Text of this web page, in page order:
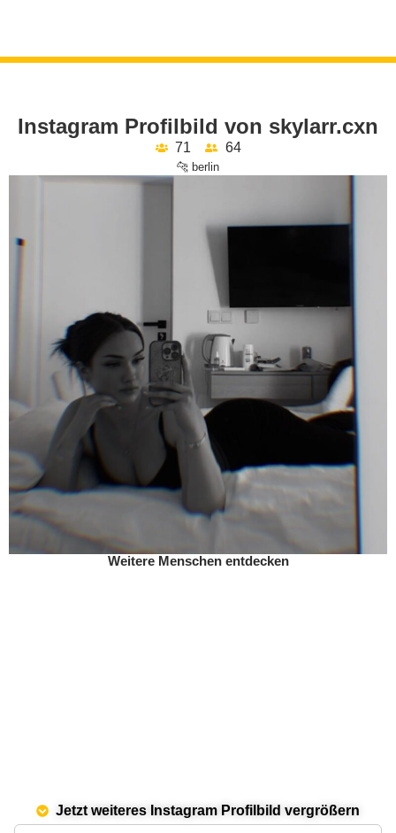
Instagram Profilbild von skylarr.cxn
71 64
🐆 berlin
Weitere Menschen entdecken
Jetzt weiteres Instagram Profilbild vergrößern